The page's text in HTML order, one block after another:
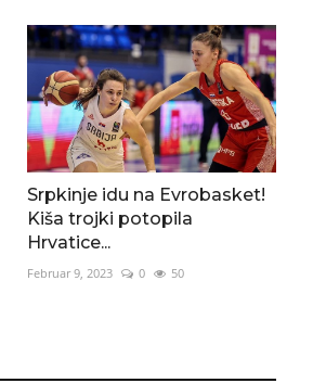
Srpkinje idu na Evrobasket!
Kiša trojki potopila
Hrvatice...
Februar 9, 2023 0 50